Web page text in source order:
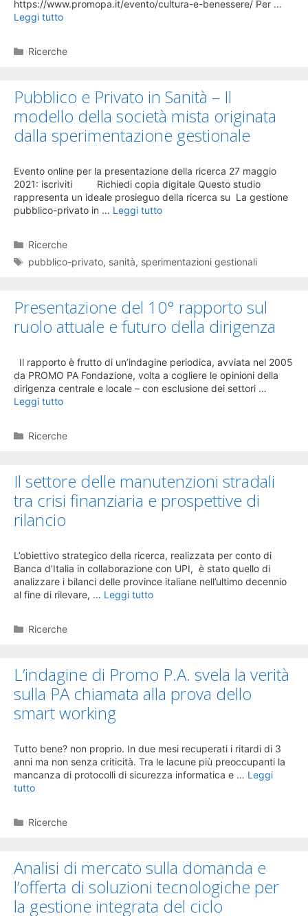
https://www.promopa.it/evento/cultura-e-benessere/ Per …
Leggi tutto
Categorie
Ricerche
Pubblico e Privato in Sanità – Il
modello della società mista originata
dalla sperimentazione gestionale
Evento online per la presentazione della ricerca 27 maggio
2021: iscriviti Richiedi copia digitale Questo studio
rappresenta un ideale prosieguo della ricerca su La gestione
pubblico-privato in … Leggi tutto
Categorie
Ricerche
Tag
pubblico-privato, sanità, sperimentazioni gestionali
Presentazione del 10° rapporto sul
ruolo attuale e futuro della dirigenza
Il rapporto è frutto di un’indagine periodica, avviata nel 2005
da PROMO PA Fondazione, volta a cogliere le opinioni della
dirigenza centrale e locale – con esclusione dei settori …
Leggi tutto
Categorie
Ricerche
Il settore delle manutenzioni stradali
tra crisi finanziaria e prospettive di
rilancio
L’obiettivo strategico della ricerca, realizzata per conto di
Banca d’Italia in collaborazione con UPI, è stato quello di
analizzare i bilanci delle province italiane nell’ultimo decennio
al fine di rilevare, … Leggi tutto
Categorie
Ricerche
L’indagine di Promo P.A. svela la verità
sulla PA chiamata alla prova dello
smart working
Tutto bene? non proprio. In due mesi recuperati i ritardi di 3
anni ma non senza criticità. Tra le lacune più preoccupanti la
mancanza di protocolli di sicurezza informatica e … Leggi
tutto
Categorie
Ricerche
Analisi di mercato sulla domanda e
l’offerta di soluzioni tecnologiche per
la gestione integrata del ciclo